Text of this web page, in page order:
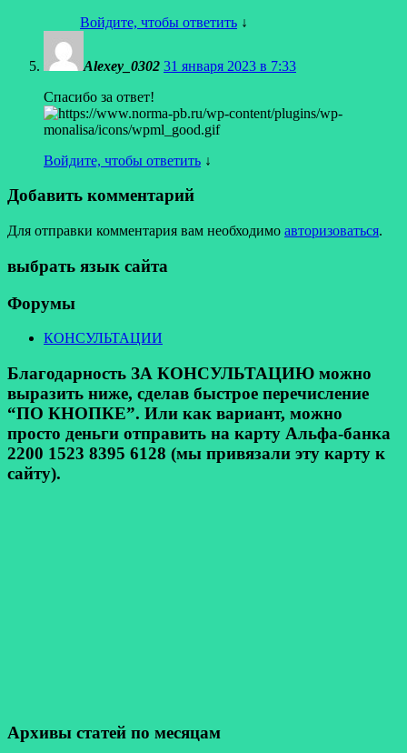
Войдите, чтобы ответить ↓
Alexey_0302 31 января 2023 в 7:33
Спасибо за ответ!
Войдите, чтобы ответить ↓
Добавить комментарий
Для отправки комментария вам необходимо авторизоваться.
выбрать язык сайта
Форумы
КОНСУЛЬТАЦИИ
Благодарность ЗА КОНСУЛЬТАЦИЮ можно
выразить ниже, сделав быстрое перечисление
“ПО КНОПКЕ”. Или как вариант, можно
просто деньги отправить на карту Альфа-банка
2200 1523 8395 6128 (мы привязали эту карту к
сайту).
Архивы статей по месяцам